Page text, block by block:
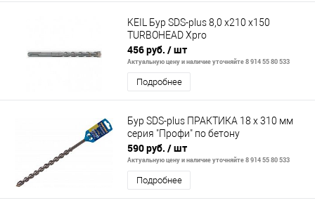
KEIL Бур SDS-plus 8,0 х210 х150
TURBOHEAD Xpro
456 руб. / шт
Актуальную цену и наличие уточняйте 8 914 55 80 533
Подробнее
Бур SDS-plus ПРАКТИКА 18 x 310 мм
серия "Профи" по бетону
590 руб. / шт
Актуальную цену и наличие уточняйте 8 914 55 80 533
Подробнее